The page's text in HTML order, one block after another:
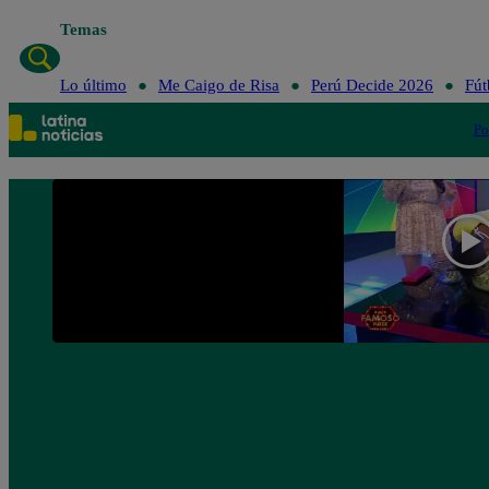
Temas
Lo último Me Caigo de Risa Perú Decide 2026